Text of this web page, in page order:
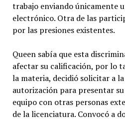
trabajo enviando únicamente
electrónico. Otra de las
por las presiones existentes.
Queen sabía que esta
afectar su calificación, por lo
la materia, decidió solicitar a
autorización para presentar
equipo con otras personas
de la licenciatura. Convocó a